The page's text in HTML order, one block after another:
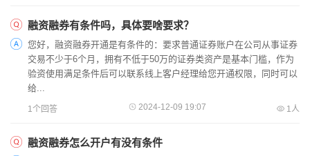
融资融券有条件吗，具体要啥要求？
您好，融资融券开通是有条件的：要求普通证券账户在公司从事证券
交易不少于6个月，拥有不低于50万的证券类资产是基本门槛，作为
验资使用满足条件后可以联系线上客户经理给您开通权限，同时可以
给...
1个回答 2024-12-09 19:07 1人
融资融券怎么开户有没有条件